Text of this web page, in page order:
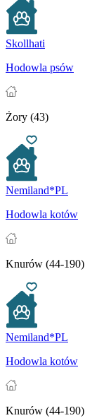
Skollhati
Hodowla psów
Żory (43)
Nemiland*PL
Hodowla kotów
Knurów (44-190)
Nemiland*PL
Hodowla kotów
Knurów (44-190)